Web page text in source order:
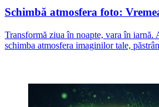
Schimbă atmosfera foto:
Transformă ziua în noapte, vara în
schimba atmosfera imaginilor tale,